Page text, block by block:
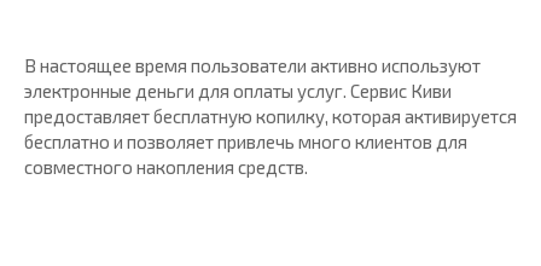
В настоящее время пользователи активно используют
электронные деньги для оплаты услуг. Сервис Киви
предоставляет бесплатную копилку, которая активируется
бесплатно и позволяет привлечь много клиентов для
совместного накопления средств.